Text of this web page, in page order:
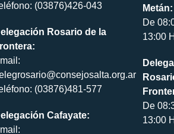
(03876)426-043
Rosario de la
(03876)481-577
Cafayate:
Metán:
De
13:00
De
13:00